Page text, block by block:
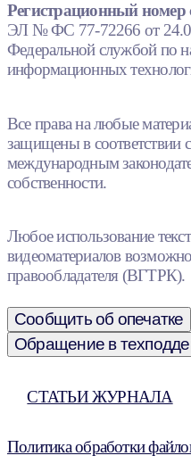
Регистрационный номер
ЭЛ № ФС 77-72266 от
Федеральной службой по
информационных
Все права на любые
защищены в соответствии
международным
собственности.
Любое использование
видеоматериалов
правообладателя (ВГТРК).
Сообщить об опечатке
Обращение в
СТАТЬИ ЖУРНАЛА
Политика обработки